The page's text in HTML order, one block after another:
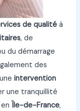
de qualité à
, de
du démarrage
des
intervention
une tranquillité
Île-de-France,